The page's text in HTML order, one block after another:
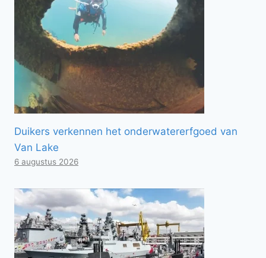
Duikers verkennen het onderwatererfgoed van
Van Lake
6 augustus 2026